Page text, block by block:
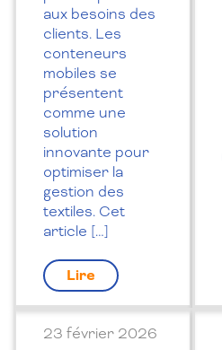
aux besoins des
clients. Les
conteneurs
mobiles se
présentent
comme une
solution
innovante pour
optimiser la
gestion des
textiles. Cet
article […]
Lire
23 février 2026